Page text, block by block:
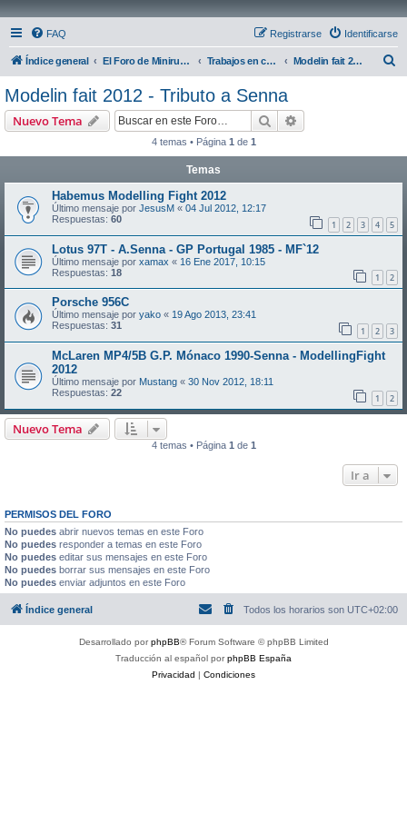
FAQ Identificarse
Registrarse
Índice general El Foro de Miniruedas Trabajos en curso Modelin fait 2012 - Tributo a Senna
Modelin fait 2012 - Tributo a Senna
Nuevo Tema Buscar
4 temas • Página 1 de 1
Temas
Habemus Modelling Fight 2012
Último mensaje por JesusM « 04 Jul 2012, 12:17
Respuestas: 60 1 2 3 4 5
Lotus 97T - A.Senna - GP Portugal 1985 - MF`12
Último mensaje por xamax « 16 Ene 2017, 10:15
Respuestas: 18 1 2
Porsche 956C
Último mensaje por yako « 19 Ago 2013, 23:41
Respuestas: 31 1 2 3
McLaren MP4/5B G.P. Mónaco 1990-Senna - ModellingFight
2012
Último mensaje por Mustang « 30 Nov 2012, 18:11
Respuestas: 22 1 2
Nuevo Tema
4 temas • Página 1 de 1
Ir a
PERMISOS DEL FORO
No puedes abrir nuevos temas en este Foro
No puedes responder a temas en este Foro
No puedes editar sus mensajes en este Foro
No puedes borrar sus mensajes en este Foro
No puedes enviar adjuntos en este Foro
Índice general Todos los horarios son UTC+02:00
Desarrollado porphpBB® Forum Software © phpBB Limited
Traducción al español porphpBB España
Privacidad | Condiciones